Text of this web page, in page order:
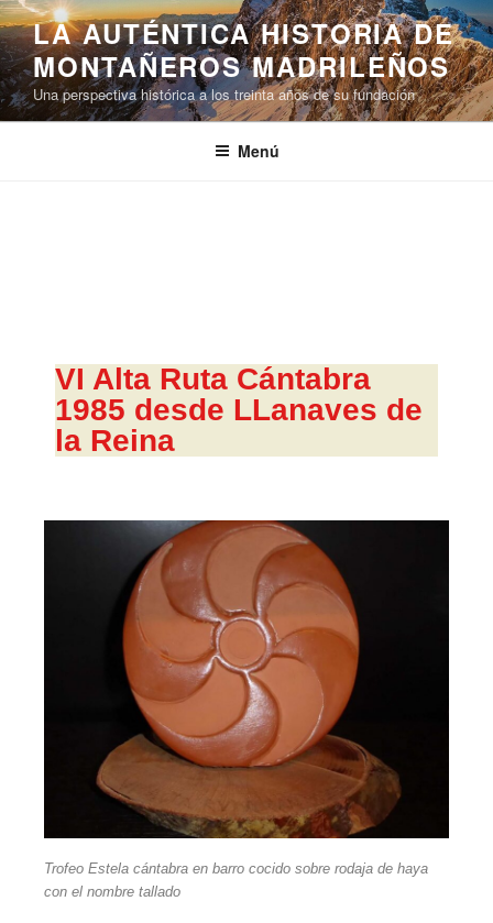
LA AUTÉNTICA HISTORIA DE
MONTAÑEROS MADRILEÑOS
Una perspectiva histórica a los treinta años de su fundación
Menú
VI Alta Ruta Cántabra
1985 desde LLanaves de
la Reina
Trofeo Estela cántabra en barro cocido sobre rodaja de haya
con el nombre tallado